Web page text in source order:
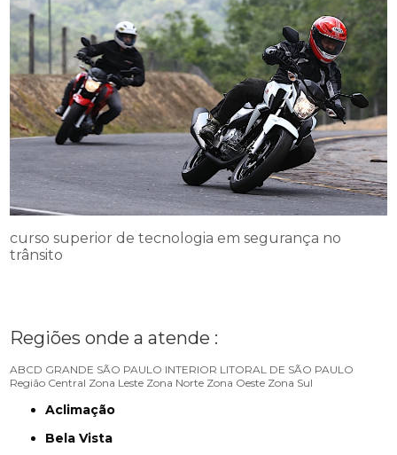
curso superior de tecnologia em segurança no
trânsito
Regiões onde a atende :
ABCD GRANDE SÃO PAULO INTERIOR LITORAL DE SÃO PAULO
Região Central Zona Leste Zona Norte Zona Oeste Zona Sul
Aclimação
Bela Vista